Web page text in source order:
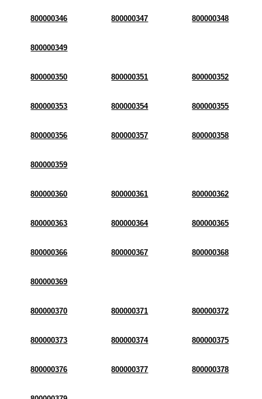
800000346 800000347 800000348
800000349
800000350 800000351 800000352
800000353 800000354 800000355
800000356 800000357 800000358
800000359
800000360 800000361 800000362
800000363 800000364 800000365
800000366 800000367 800000368
800000369
800000370 800000371 800000372
800000373 800000374 800000375
800000376 800000377 800000378